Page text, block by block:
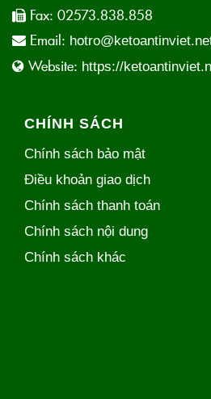
Fax: 02573.838.858
Email:
Website: https://
CHÍNH SÁCH
Chính sách bảo mật
Điều khoản giao dịch
Chính sách thanh toán
Chính sách nội dung
Chính sách khác